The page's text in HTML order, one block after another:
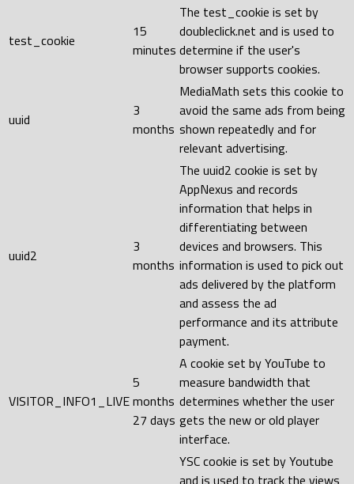
test_cookie
15
minutes
The test_cookie is set by
doubleclick.net and is used to
determine if the user's
browser supports cookies.
uuid
3
months
MediaMath sets this cookie to
avoid the same ads from being
shown repeatedly and for
relevant advertising.
uuid2
3
months
The uuid2 cookie is set by
AppNexus and records
information that helps in
differentiating between
devices and browsers. This
information is used to pick out
ads delivered by the platform
and assess the ad
performance and its attribute
payment.
VISITOR_INFO1_LIVE
5
months
27 days
A cookie set by YouTube to
measure bandwidth that
determines whether the user
gets the new or old player
interface.
YSC cookie is set by Youtube
and is used to track the views